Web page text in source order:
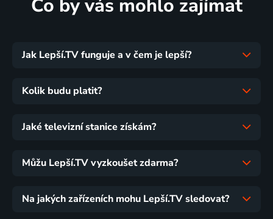
Co by vás mohlo zajímat
Jak Lepší.TV funguje a v čem je lepší?
Kolik budu platit?
Jaké televizní stanice získám?
Můžu Lepší.TV vyzkoušet zdarma?
Na jakých zařízeních mohu Lepší.TV sledovat?